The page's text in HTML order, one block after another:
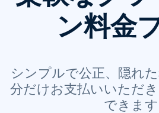
ン料金
シンプルで公正、隠れ
分だけお支払いいただ
できます